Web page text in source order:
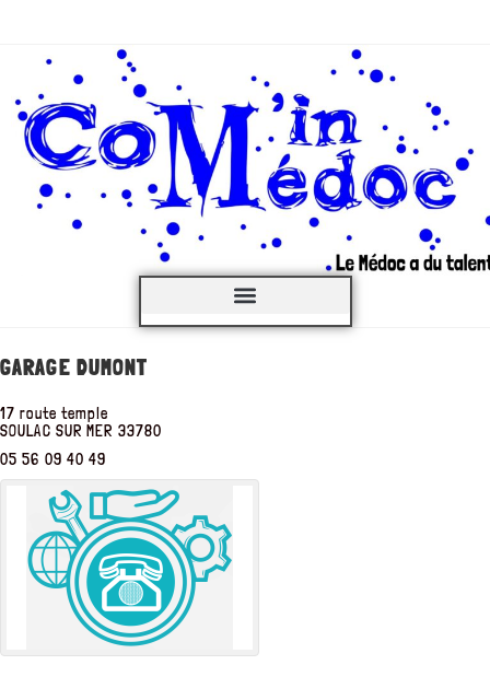
GARAGE DUMONT
17 route temple
SOULAC SUR MER 33780
05 56 09 40 49